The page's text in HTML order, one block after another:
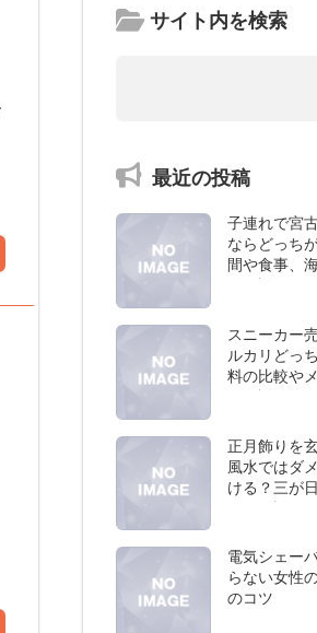
サイト内を検索
最近の投稿
子連れで宮
ならどっち
間や食事、
スニーカー
ルカリどっ
料の比較や
正月飾りを
風水ではダ
ける？三が
など解説
電気シェー
らない女性
のコツ